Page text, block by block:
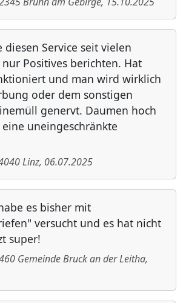
diesen Service seit vielen
nur Positives berichten. Hat
und man wird wirklich
oder dem sonstigen
genervt. Daumen hoch
uneingeschränkte
Linz, 06.07.2025
es bisher mit
versucht und es hat nicht
super!
Gemeinde Bruck an der Leitha,